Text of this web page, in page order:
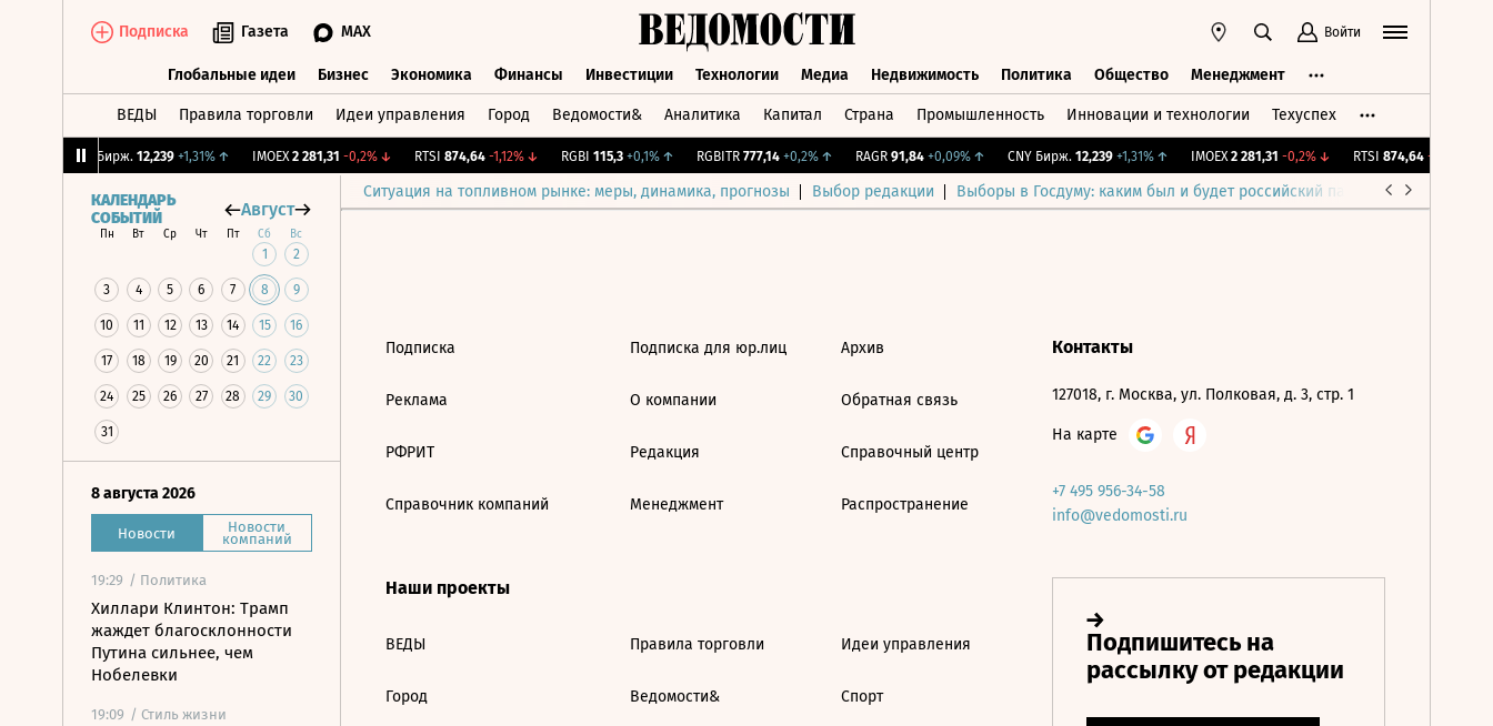
Подписка Газета MAX Войти
Глобальные идеи Бизнес Экономика Финансы Инвестиции Технологии Медиа Недвижимость Политика Общество Менеджмент
ВЕДЫ Правила торговли Идеи управления Город Ведомости& Аналитика Капитал Страна Промышленность Инновации и технологии Техуспех
CNY Бирж. 12,239 +1,31%↑ IMOEX 2 281,31 -0,2%↓ RTSI 874,64 -1,12%↓ RGBI 115,3 +0,1%↑ RGBITR 777,14 +0,2%↑ RAGR 91,84 +0,09%↑ CNY Бирж. 12,239 +1,31%↑ IMOEX 2 281,31 -0,2%↓ RTSI 874,64 -1,12%
Ситуация на топливном рынке: меры, динамика, прогнозы Выбор редакции Выборы в Госдуму: каким был и будет российский парламент
КАЛЕНДАРЬ
СОБЫТИЙ
Август
Пн Вт Ср Чт Пт Сб Вс
1 2
3 4 5 6 7 8 9
10 11 12 13 14 15 16
17 18 19 20 21 22 23
24 25 26 27 28 29 30
31
8 августа 2026
Новости Новости
компаний
19:29 / Политика
Хиллари Клинтон: Трамп
жаждет благосклонности
Путина сильнее, чем
Нобелевки
19:09 / Стиль жизни
Подписка
Реклама
РФРИТ
Справочник компаний
Подписка для юр.лиц
О компании
Редакция
Менеджмент
Архив
Обратная связь
Справочный центр
Распространение
Наши проекты
ВЕДЫ
Город
Правила торговли
Ведомости&
Идеи управления
Спорт
Контакты
127018, г. Москва, ул. Полковая, д. 3, стр. 1
На карте
+7 495 956-34-58
info@vedomosti.ru